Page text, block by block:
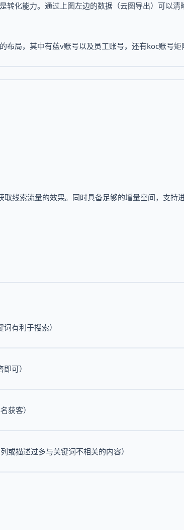
转化能力。通过上图左边的数据（云图导出）可以清
布局，其中有蓝v账号以及员工账号，还有koc账号矩
线索流量的效果。同时具备足够的增量空间，支持
有利于搜索）
可）
获客）
描述过多与关键词不相关的内容）